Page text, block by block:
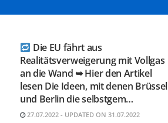
TELEGRAM KANAL
Die EU fährt aus
Realitätsverweigerung mit Vollgas
an die Wand ➥ Hier den Artikel
lesen Die Ideen, mit denen Brüssel
und Berlin die selbstgem…
27.07.2022 - UPDATED ON 31.07.2022